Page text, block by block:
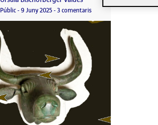
Visibilitat:
Públic-Data de publicació
9 Juny 20259 juny, 2025 9:02 pm
-3 comentarisa ¡Mira ese toro!